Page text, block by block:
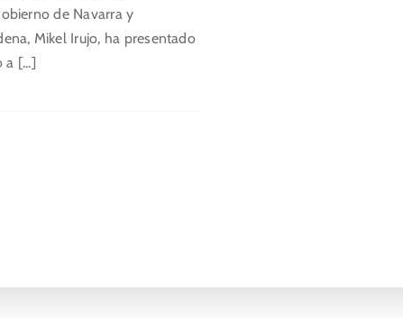
de Navarra y
Mikel Irujo, ha presentado
a [...]